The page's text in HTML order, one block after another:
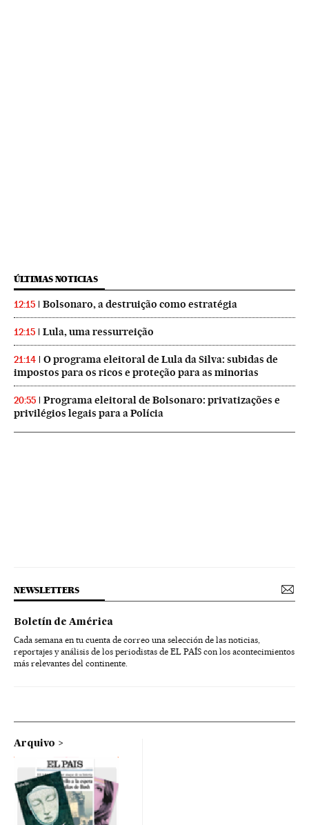
ÚLTIMAS NOTICIAS
12:15 Bolsonaro, a destruição como estratégia
12:15 Lula, uma ressurreição
21:14
O programa eleitoral de Lula da Silva: subidas de
impostos para os ricos e proteção para as minorias
20:55
Programa eleitoral de Bolsonaro: privatizações e
privilégios legais para a Polícia
NEWSLETTERS
Boletín de América
Cada semana en tu cuenta de correo una selección de las noticias,
reportajes y análisis de los periodistas de EL PAÍS con los acontecimientos
más relevantes del continente.
Arquivo